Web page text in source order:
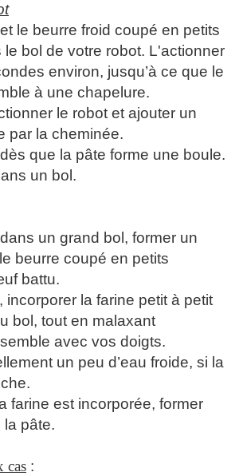
le beurre froid coupé en petits
bol de votre robot. L'actionner
environ, jusqu’à ce que le
à une chapelure.
le robot et ajouter un
par la cheminée.
que la pâte forme une boule.
un bol.
un grand bol, former un
beurre coupé en petits
battu.
incorporer la farine petit à petit
bol, tout en malaxant
avec vos doigts.
un peu d’eau froide, si la
farine est incorporée, former
la pâte.
cas :